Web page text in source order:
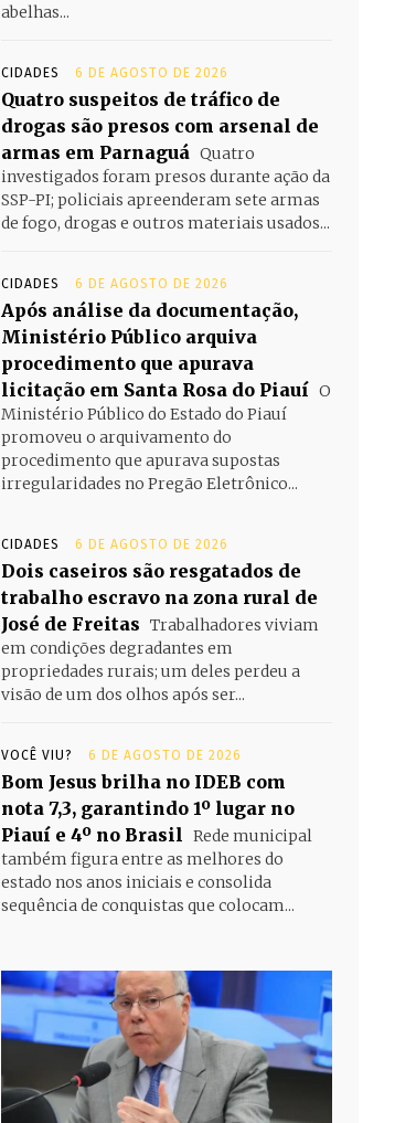
abelhas...
CIDADES 6 DE AGOSTO DE 2026
Quatro suspeitos de tráfico de
drogas são presos com arsenal de
armas em Parnaguá Quatro
investigados foram presos durante ação da
SSP-PI; policiais apreenderam sete armas
de fogo, drogas e outros materiais usados...
CIDADES 6 DE AGOSTO DE 2026
Após análise da documentação,
Ministério Público arquiva
procedimento que apurava
licitação em Santa Rosa do Piauí O
Ministério Público do Estado do Piauí
promoveu o arquivamento do
procedimento que apurava supostas
irregularidades no Pregão Eletrônico...
CIDADES 6 DE AGOSTO DE 2026
Dois caseiros são resgatados de
trabalho escravo na zona rural de
José de Freitas Trabalhadores viviam
em condições degradantes em
propriedades rurais; um deles perdeu a
visão de um dos olhos após ser...
VOCÊ VIU? 6 DE AGOSTO DE 2026
Bom Jesus brilha no IDEB com
nota 7,3, garantindo 1º lugar no
Piauí e 4º no Brasil Rede municipal
também figura entre as melhores do
estado nos anos iniciais e consolida
sequência de conquistas que colocam...